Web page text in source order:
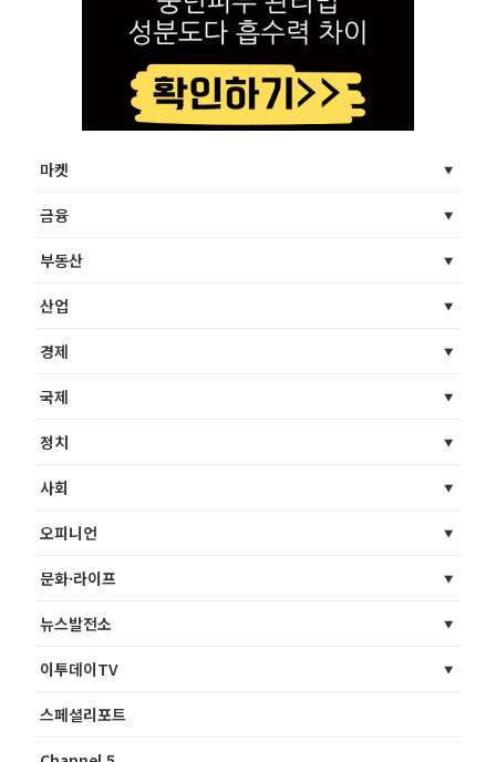
마켓
금융
부동산
산업
경제
국제
정치
사회
오피니언
문화·라이프
뉴스발전소
이투데이TV
스페셜리포트